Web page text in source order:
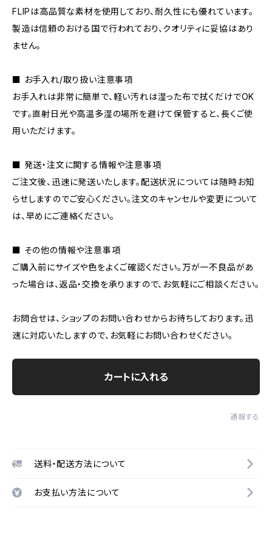
FLIPは高品質な素材を使用しており、耐久性にも優れています。
製造は信頼のおける国で行われており、クオリティに妥協はあり
ません。
■ お手入れ/取り扱い注意事項
お手入れは非常に簡単で、軽い汚れは湿った布で拭くだけでOK
です。直射日光や高温多湿の場所を避けて保管すると、長くご使
用いただけます。
■ 発送・注文に関する情報や注意事項
ご注文後、迅速に発送いたします。配送状況については随時お知
らせしますのでご安心ください。注文のキャンセルや変更について
は、早めにご連絡ください。
■ その他の情報や注意事項
ご購入前にサイズや色をよくご確認ください。万が一不良品があ
った場合は、返品・交換を承りますので、お気軽にご相談ください。
お問合せは、ショップのお問い合わせからお待ちしております。迅
速に対応いたしますので、お気軽にお問い合わせください。
カートに入れる
通報する
送料・配送方法について
お支払い方法について